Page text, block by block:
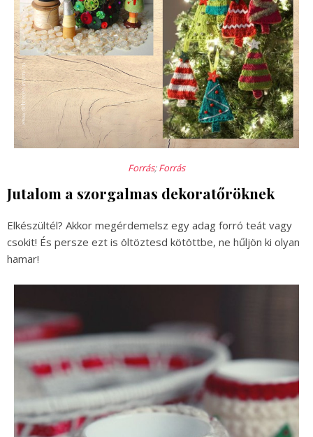
Forrás;Forrás
Jutalom a szorgalmas dekoratőröknek
Elkészültél? Akkor megérdemelsz egy adag forró teát vagy
csokit! És persze ezt is öltöztesd kötöttbe, ne hűljön ki olyan
hamar!